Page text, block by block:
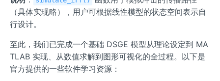
（具体实现略），用户可根据线性模型的状态空间表示自
行设计。
至此，我们已完成一个基础 DSGE 模型从理论设定到 MA
TLAB 实现、从数值求解到图形可视化的全过程。以下是
官方提供的一些软件学习资源：